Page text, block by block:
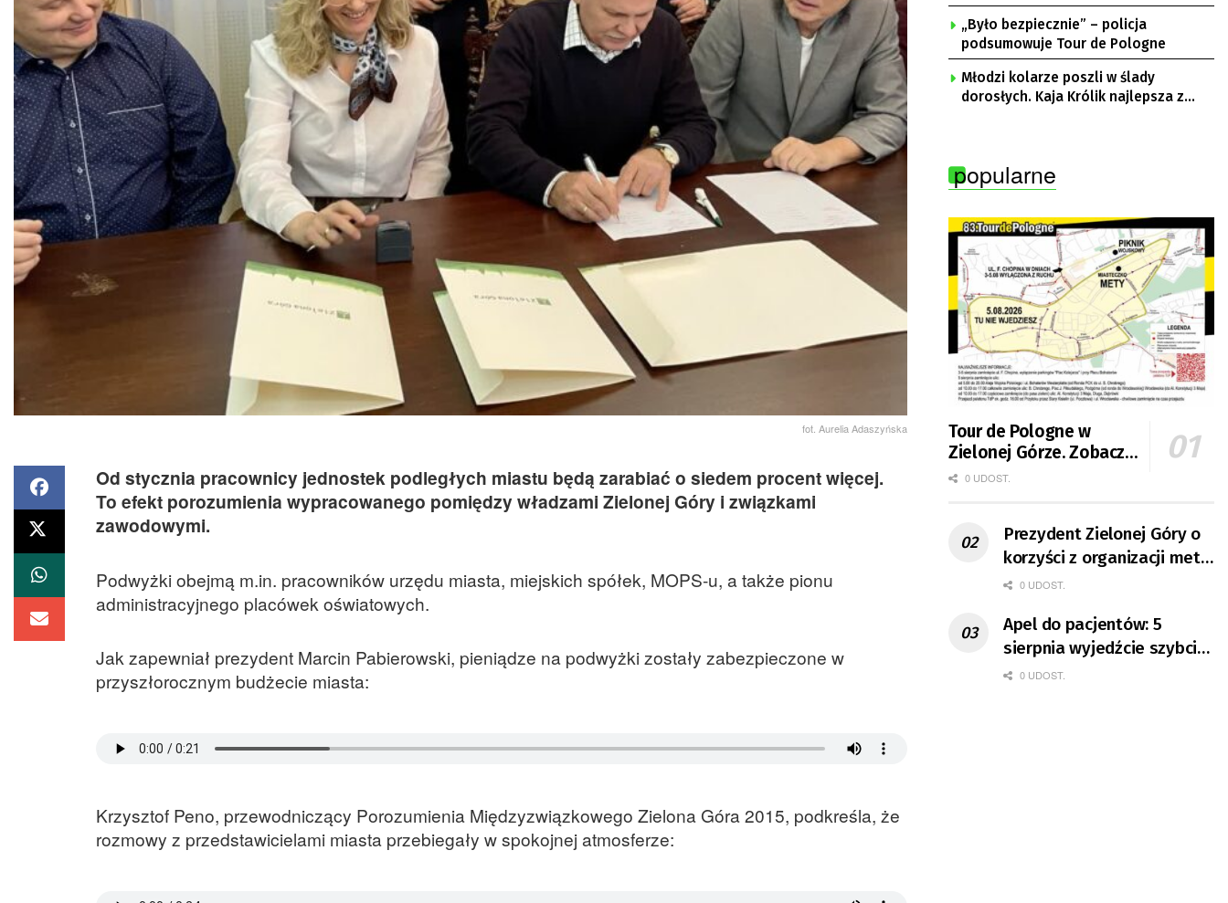
fot. Aurelia Adaszyńska
Od stycznia pracownicy jednostek podległych miastu będą zarabiać o siedem procent więcej.
To efekt porozumienia wypracowanego pomiędzy władzami Zielonej Góry i związkami
zawodowymi.
Podwyżki obejmą m.in. pracowników urzędu miasta, miejskich spółek, MOPS-u, a także pionu
administracyjnego placówek oświatowych.
Jak zapewniał prezydent Marcin Pabierowski, pieniądze na podwyżki zostały zabezpieczone w
przyszłorocznym budżecie miasta:
Krzysztof Peno, przewodniczący Porozumienia Międzyzwiązkowego Zielona Góra 2015, podkreśla, że
rozmowy z przedstawicielami miasta przebiegały w spokojnej atmosferze:
„Było bezpiecznie” – policja
podsumowuje Tour de Pologne
Młodzi kolarze poszli w ślady
dorosłych. Kaja Królik najlepsza z
popularne
Tour de Pologne w
Zielonej Górze. Zobacz
zmiany w organizacji
0 UDOST.
Prezydent Zielonej Góry o
korzyści z organizacji mety
Tour de Pologne
0 UDOST.
Apel do pacjentów: 5
sierpnia wyjedźcie szybciej
z domów
0 UDOST.